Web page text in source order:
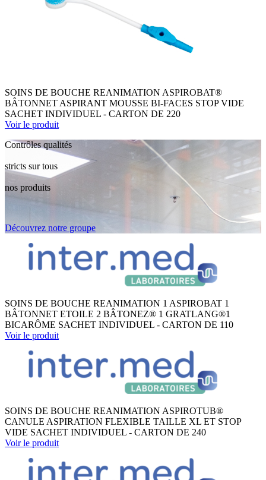
SOINS DE BOUCHE REANIMATION ASPIROBAT®
BÂTONNET ASPIRANT MOUSSE BI-FACES STOP VIDE
SACHET INDIVIDUEL - CARTON DE 220
Voir le produit
Contrôles qualités
stricts sur tous
nos produits
Découvrez notre groupe
SOINS DE BOUCHE REANIMATION 1 ASPIROBAT 1
BÂTONNET ETOILE 2 BÂTONEZ® 1 GRATLANG®1
BICARÔME SACHET INDIVIDUEL - CARTON DE 110
Voir le produit
SOINS DE BOUCHE REANIMATION ASPIROTUB®
CANULE ASPIRATION FLEXIBLE TAILLE XL ET STOP
VIDE SACHET INDIVIDUEL - CARTON DE 240
Voir le produit